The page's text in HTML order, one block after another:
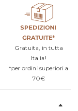
SPEDIZIONI
GRATUITE*
Gratuita, in tutta
Italia!
*per ordini superiori a
70€